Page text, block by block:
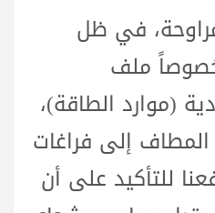
في ظل
ملف
(موارد الطاقة)،
إلى فراغات
للتأكيد على أن